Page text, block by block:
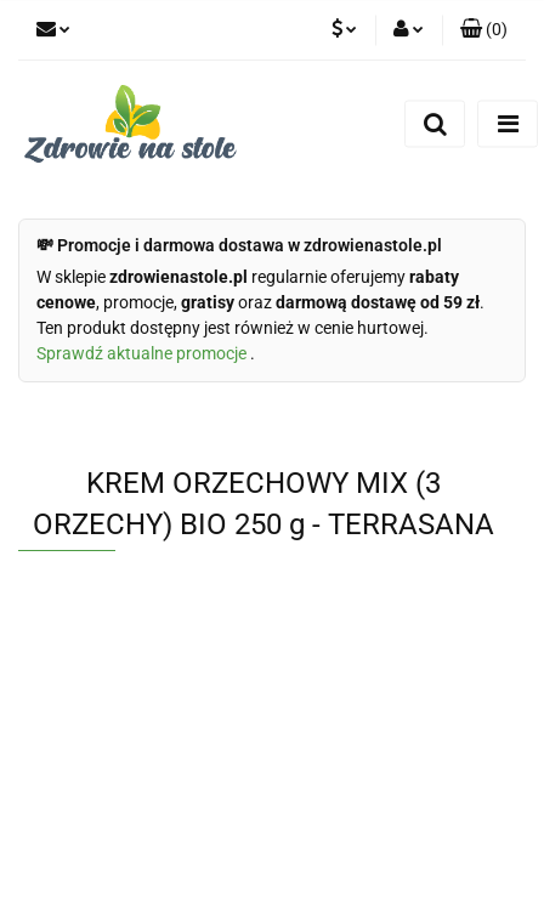
(0)
💸 Promocje i darmowa dostawa w zdrowienastole.pl
W sklepiezdrowienastole.pl regularnie oferujemyrabaty
cenowe, promocje,gratisyorazdarmową dostawę od 59 zł.
Ten produkt dostępny jest również w cenie hurtowej.
Sprawdź aktualne promocje .
KREM ORZECHOWY MIX (3
ORZECHY) BIO 250 g - TERRASANA